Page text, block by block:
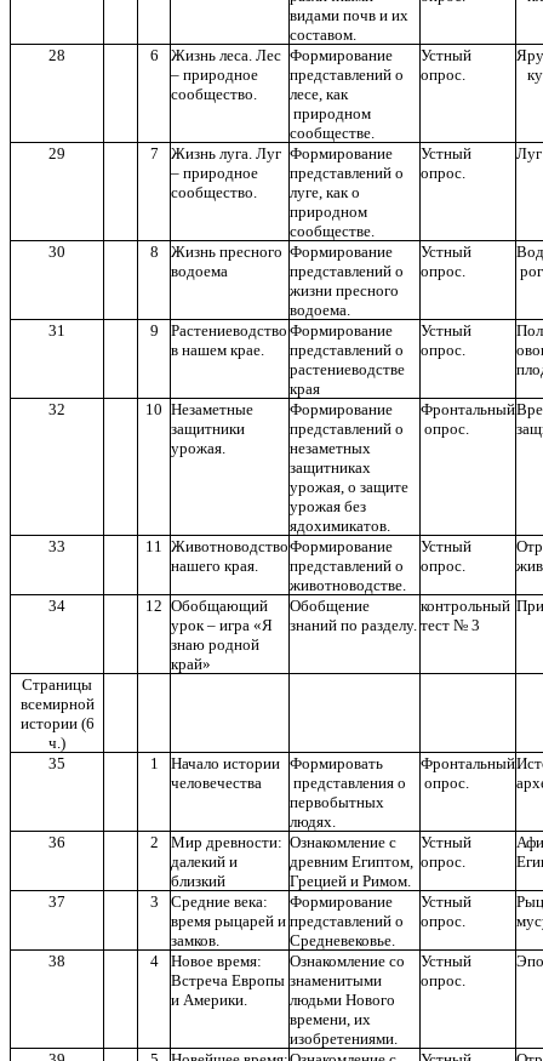
видами почв и их
составом.
28 6
Жизнь леса. Лес
– природное
сообщество.
Формирование
представлений о
лесе, как
природном
сообществе.
Устный
опрос.
29 7
Жизнь луга. Луг
– природное
сообщество.
Формирование
представлений о
луге, как о
природном
сообществе.
Устный
опрос.
Луг
30 8
Жизнь пресного
водоема
Формирование
представлений о
жизни пресного
водоема.
Устный
опрос.
31 9
Растениеводство
в нашем крае.
Формирование
представлений о
растениеводстве
края
Устный
опрос.
32 10 Незаметные
защитники
урожая.
Формирование
представлений о
незаметных
защитниках
урожая, о защите
урожая без
ядохимикатов.
Фронтальный
опрос.
33 11 Животноводство
нашего края.
Формирование
представлений о
животноводстве.
Устный
опрос.
34 12 Обобщающий
урок – игра «Я
знаю родной
край»
Обобщение
знаний по разделу.
контрольный
тест № 3
Страницы
всемирной
истории (6
ч.)
35
1
Начало истории
человечества
Формировать
представления о
первобытных
людях.
Фронтальный
опрос.
36 2
Мир древности:
далекий и
близкий
Ознакомление с
древним Египтом,
Грецией и Римом.
Устный
опрос.
37 3
Средние века:
время рыцарей и
замков.
Формирование
представлений о
Средневековье.
Устный
опрос.
38 4
Новое время:
Встреча Европы
и Америки.
Ознакомление со
знаменитыми
людьми Нового
времени, их
изобретениями.
Устный
опрос.